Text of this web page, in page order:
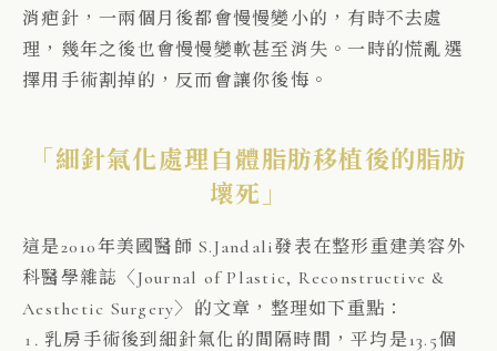
消疤針，一兩個月後都會慢慢變小的，有時不去處
理，幾年之後也會慢慢變軟甚至消失。一時的慌亂選
擇用手術割掉的，反而會讓你後悔。
「細針氣化處理自體脂肪移植後的脂肪
壞死」
這是2010年美國醫師 S.Jandali發表在整形重建美容外
科醫學雜誌〈Journal of Plastic, Reconstructive &
Aesthetic Surgery〉的文章，整理如下重點：
乳房手術後到細針氣化的間隔時間，平均是13.5個